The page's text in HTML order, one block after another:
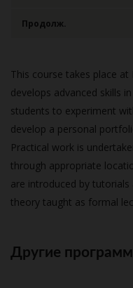
Продолж.
This course takes place
develops advanced skills
students to experiment
develop a personal
Practical work is
through appropriate
are introduced by
theory taught as formal
Другие